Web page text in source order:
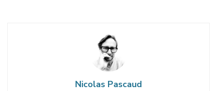
Nicolas Pascaud